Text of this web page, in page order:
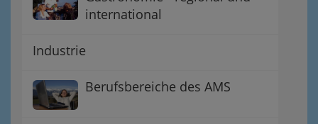
international
Industrie
Berufsbereiche des AMS